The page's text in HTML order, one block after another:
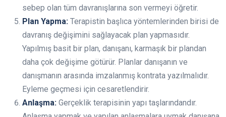
sebep olan tüm davranışlarına son vermeyi öğretir.
Plan Yapma: Terapistin başlıca yöntemlerinden birisi de
davranış değişimini sağlayacak plan yapmasıdır.
Yapılmış basit bir plan, danışanı, karmaşık bir plandan
daha çok değişime götürür. Planlar danışanın ve
danışmanın arasında imzalanmış kontrata yazılmalıdır.
Eyleme geçmesi için cesaretlendirir.
Anlaşma: Gerçeklik terapisinin yapı taşlarındandır.